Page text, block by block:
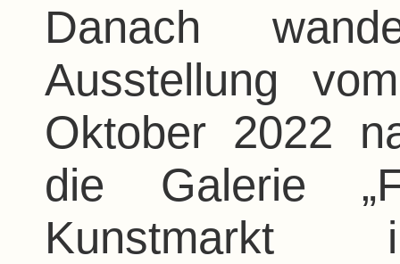
Danach
Ausstellung
Oktober 2022
die Galerie
Kunstmarkt